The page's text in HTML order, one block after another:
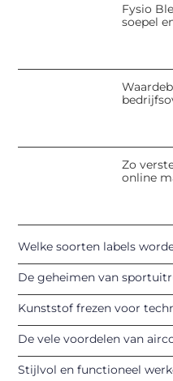
Fysio
soepel
Zo
online
Welke soorten labels
De geheimen van
Kunststof frezen voor
De vele voordelen van
Stijlvol en functioneel